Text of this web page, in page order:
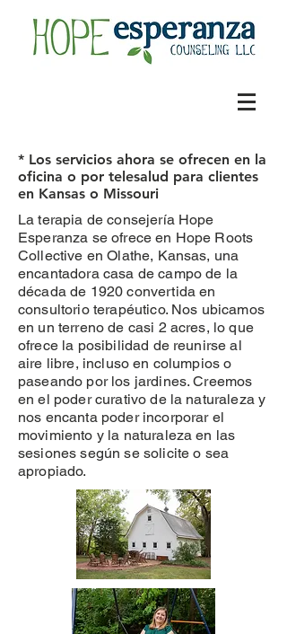
* Los servicios ahora se ofrecen en la
oficina o por telesalud para clientes
en Kansas o Missouri
La terapia de consejería Hope
Esperanza se ofrece en Hope Roots
Collective en Olathe, Kansas, una
encantadora casa de campo de la
década de 1920 convertida en
consultorio terapéutico. Nos ubicamos
en un terreno de casi 2 acres, lo que
ofrece la posibilidad de reunirse al
aire libre, incluso en columpios o
paseando por los jardines. Creemos
en el poder curativo de la naturaleza y
nos encanta poder incorporar el
movimiento y la naturaleza en las
sesiones según se solicite o sea
apropiado.